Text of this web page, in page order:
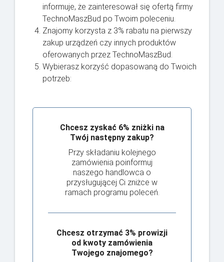
informuje, że zainteresował się ofertą firmy
TechnoMaszBud po Twoim poleceniu.
Znajomy korzysta z 3% rabatu na pierwszy
zakup urządzeń czy innych produktów
oferowanych przez TechnoMaszBud.
Wybierasz korzyść dopasowaną do Twoich
potrzeb:
Chcesz zyskać 6% zniżki na
Twój następny zakup?
Przy składaniu kolejnego
zamówienia poinformuj
naszego handlowca o
przysługującej Ci zniżce w
ramach programu poleceń.
Chcesz otrzymać 3% prowizji
od kwoty zamówienia
Twojego znajomego?